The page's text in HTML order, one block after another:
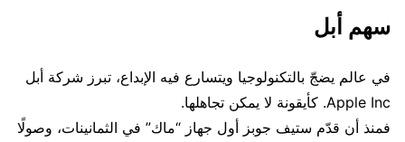
سهم أبل
في عالم يضجّ بالتكنولوجيا ويتسارع فيه الإبداع، تبرز شركة أبل
Apple Inc. كأيقونة لا يمكن تجاهلها.
فمنذ أن قدّم ستيف جوبز أول جهاز “ماك” في الثمانينات، وصولًا